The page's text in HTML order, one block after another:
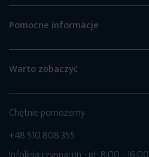
Pomocne informacje
Warto zobaczyć
Chętnie pomożemy
+48 510 808 355